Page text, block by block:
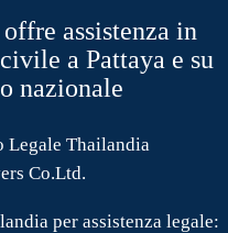
assistenza in
a Pattaya e su
nazionale
Legale Thailandia
Co.Ltd.
per assistenza legale: